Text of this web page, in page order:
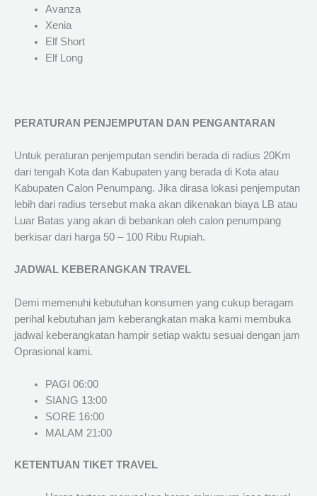
Avanza
Xenia
Elf Short
Elf Long
PERATURAN PENJEMPUTAN DAN PENGANTARAN
Untuk peraturan penjemputan sendiri berada di radius 20Km
dari tengah Kota dan Kabupaten yang berada di Kota atau
Kabupaten Calon Penumpang. Jika dirasa lokasi penjemputan
lebih dari radius tersebut maka akan dikenakan biaya LB atau
Luar Batas yang akan di bebankan oleh calon penumpang
berkisar dari harga 50 – 100 Ribu Rupiah.
JADWAL KEBERANGKAN TRAVEL
Demi memenuhi kebutuhan konsumen yang cukup beragam
perihal kebutuhan jam keberangkatan maka kami membuka
jadwal keberangkatan hampir setiap waktu sesuai dengan jam
Oprasional kami.
PAGI 06:00
SIANG 13:00
SORE 16:00
MALAM 21:00
KETENTUAN TIKET TRAVEL